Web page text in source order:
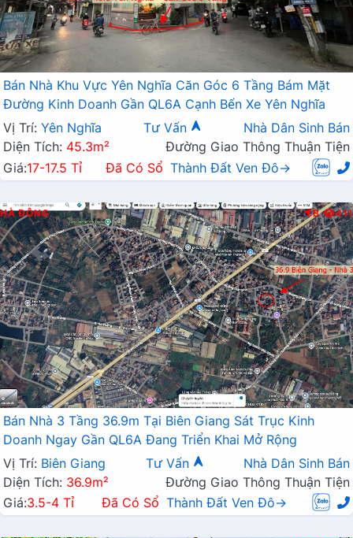
Bán Nhà Khu Vực Yên Nghĩa Căn Góc 6 Tầng Bám Mặt
Đường Kinh Doanh Gần QL6A Cạnh Bến Xe Yên Nghĩa
Vị Trí: Yên Nghĩa Tư Vấn
Nhà Dân Sinh Bán
Diện Tích: 45.3m²
Đường Giao Thông Thuận Tiện
Giá:17-17.5 Tỉ Đã Có Sổ Thành Đất Ven Đô→
HÀ ĐÔNG B 411
Bán Nhà 3 Tầng 36.9m Tại Biên Giang Sát Trục Kinh
Doanh Ngay Gần QL6A Đang Triển Khai Mở Rộng
Vị Trí: Biên Giang Tư Vấn
Nhà Dân Sinh Bán
Diện Tích: 36.9m²
Đường Giao Thông Thuận Tiện
Giá:3.5-4 Tỉ Đã Có Sổ Thành Đất Ven Đô→